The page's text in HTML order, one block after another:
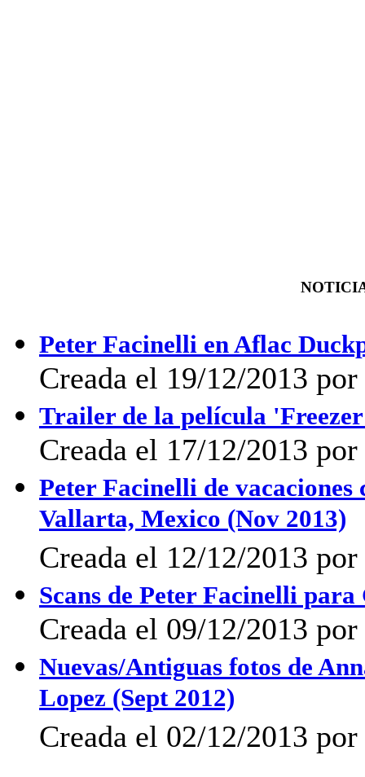
Peter Facinelli en Aflac
Creada el 19/12/2013
Trailer de la película
Creada el 17/12/2013
Peter Facinelli de
Vallarta, Mexico (Nov 2013)
Creada el 12/12/2013
Scans de Peter Facinelli
Creada el 09/12/2013
Nuevas/Antiguas fotos de
Lopez (Sept 2012)
Creada el 02/12/2013